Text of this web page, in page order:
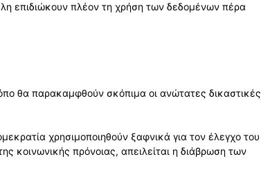
επιδιώκουν πλέον τη χρήση των δεδομένων πέρα
θα παρακαμφθούν σκόπιμα οι ανώτατες δικαστικές
χρησιμοποιηθούν ξαφνικά για τον έλεγχο του
κοινωνικής πρόνοιας, απειλείται η διάβρωση των